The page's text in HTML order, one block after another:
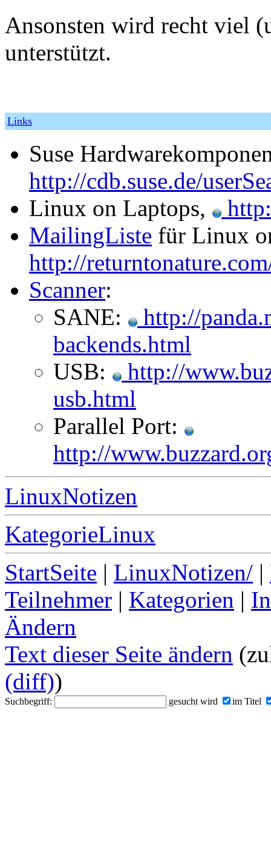
Ansonsten wird recht viel
unterstützt.
Links
Suse
http://cdb.suse.de/
Linux on Laptops,
MailingListe für Linux
http://
Scanner:
SANE:
http://
backends.html
USB:
http://
usb.html
Parallel Port:
http://
LinuxNotizen
KategorieLinux
StartSeite | LinuxNotizen/ |
Teilnehmer | Kategorien |
Ändern
Text dieser Seite ändern
(diff))
Suchbegriff: gesucht wird im Titel